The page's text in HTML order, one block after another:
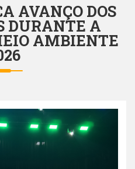
AVANÇO DOS
DURANTE A
AMBIENTE